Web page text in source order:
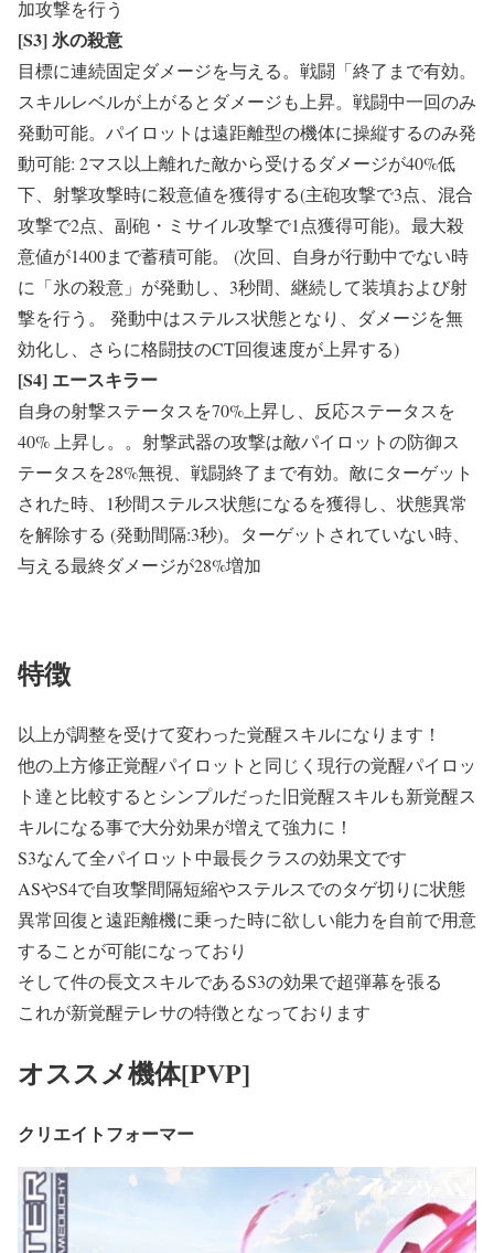
加攻撃を行う
[S3] 氷の殺意
目標に連続固定ダメージを与える。戦闘「終了まで有効。
スキルレベルが上がるとダメージも上昇。戦闘中一回のみ
発動可能。パイロットは遠距離型の機体に操縦するのみ発
動可能: 2マス以上離れた敵から受けるダメージが40%低
下、射撃攻撃時に殺意値を獲得する(主砲攻撃で3点、混合
攻撃で2点、副砲・ミサイル攻撃で1点獲得可能)。最大殺
意値が1400まで蓄積可能。 (次回、自身が行動中でない時
に「氷の殺意」が発動し、3秒間、継続して装填および射
撃を行う。 発動中はステルス状態となり、ダメージを無
効化し、さらに格闘技のCT回復速度が上昇する)
[S4] エースキラー
自身の射撃ステータスを70%上昇し、反応ステータスを
40% 上昇し。。射撃武器の攻撃は敵パイロットの防御ス
テータスを28%無視、戦闘終了まで有効。敵にターゲット
された時、1秒間ステルス状態になるを獲得し、状態異常
を解除する (発動間隔:3秒)。ターゲットされていない時、
与える最終ダメージが28%増加
特徴
以上が調整を受けて変わった覚醒スキルになります！
他の上方修正覚醒パイロットと同じく現行の覚醒パイロッ
ト達と比較するとシンプルだった旧覚醒スキルも新覚醒ス
キルになる事で大分効果が増えて強力に！
S3なんて全パイロット中最長クラスの効果文です
ASやS4で自攻撃間隔短縮やステルスでのタゲ切りに状態
異常回復と遠距離機に乗った時に欲しい能力を自前で用意
することが可能になっており
そして件の長文スキルであるS3の効果で超弾幕を張る
これが新覚醒テレサの特徴となっております
オススメ機体[PVP]
クリエイトフォーマー